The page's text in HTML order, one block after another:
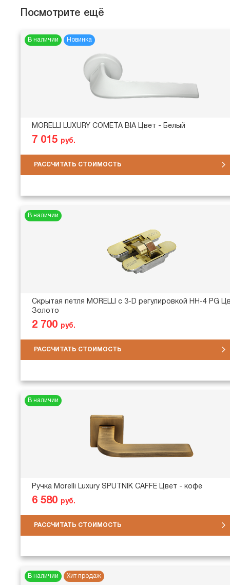
Посмотрите ещё
В наличии Новинка
MORELLI LUXURY COMETA BIA Цвет - Белый
7 015 руб.
РАССЧИТАТЬ СТОИМОСТЬ
В наличии
Скрытая петля MORELLI с 3-D регулировкой HH-4 PG
Золото
2 700 руб.
РАССЧИТАТЬ СТОИМОСТЬ
В наличии
Ручка Morelli Luxury SPUTNIK CAFFE Цвет - кофе
6 580 руб.
РАССЧИТАТЬ СТОИМОСТЬ
В наличии Хит продаж